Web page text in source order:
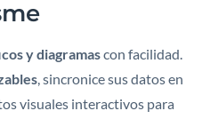
y diagramascon facilidad.
, sincronice sus datos en
visuales interactivos para